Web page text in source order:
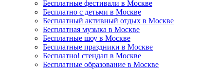
Бесплатные фестивали в Москве
Бесплатно с детьми в Москве
Бесплатный активный отдых в Москве
Бесплатная музыка в Москве
Бесплатные шоу в Москве
Бесплатные праздники в Москве
Бесплатно! стендап в Москве
Бесплатные образование в Москве